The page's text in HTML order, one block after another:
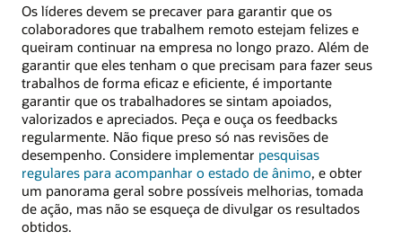
Os líderes devem se precaver para garantir que os
colaboradores que trabalhem remoto estejam felizes e
queiram continuar na empresa no longo prazo. Além de
garantir que eles tenham o que precisam para fazer seus
trabalhos de forma eficaz e eficiente, é importante
garantir que os trabalhadores se sintam apoiados,
valorizados e apreciados. Peça e ouça os feedbacks
regularmente. Não fique preso só nas revisões de
desempenho. Considere implementar pesquisas
regulares para acompanhar o estado de ânimo, e obter
um panorama geral sobre possíveis melhorias, tomada
de ação, mas não se esqueça de divulgar os resultados
obtidos.